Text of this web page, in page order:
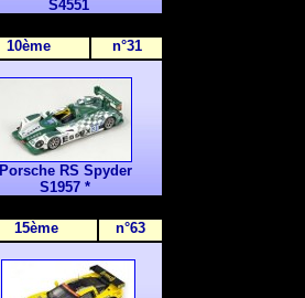
S4551
10ème n°31
Porsche RS Spyder
S1957 *
15ème n°63